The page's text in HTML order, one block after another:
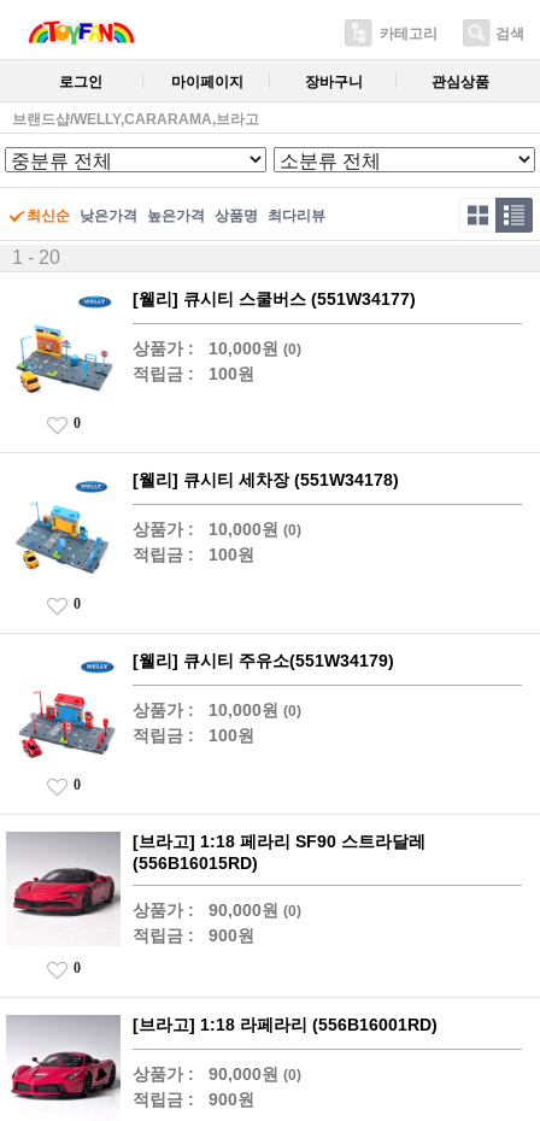
카테고리 검색
로그인 마이페이지 장바구니 관심상품
브랜드샵/WELLY,CARARAMA,브라고
최신순 낮은가격 높은가격 상품명 최다리뷰
1 - 20
[웰리] 큐시티 스쿨버스 (551W34177)
상품가 : 10,000원 (0)
적립금 : 100원
0
[웰리] 큐시티 세차장 (551W34178)
상품가 : 10,000원 (0)
적립금 : 100원
0
[웰리] 큐시티 주유소(551W34179)
상품가 : 10,000원 (0)
적립금 : 100원
0
[브라고] 1:18 페라리 SF90 스트라달레
(556B16015RD)
상품가 : 90,000원 (0)
적립금 : 900원
0
[브라고] 1:18 라페라리 (556B16001RD)
상품가 : 90,000원 (0)
적립금 : 900원